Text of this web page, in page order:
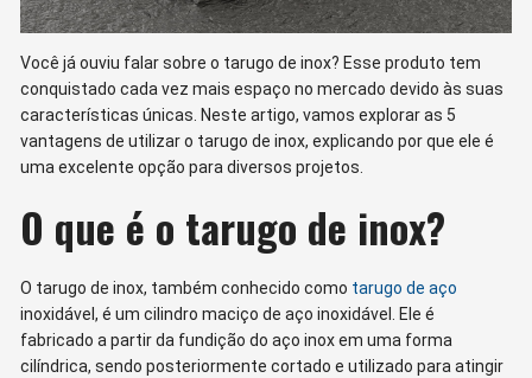
Você já ouviu falar sobre o tarugo de inox? Esse produto tem
conquistado cada vez mais espaço no mercado devido às suas
características únicas. Neste artigo, vamos explorar as 5
vantagens de utilizar o tarugo de inox, explicando por que ele é
uma excelente opção para diversos projetos.
O que é o tarugo de inox?
O tarugo de inox, também conhecido como tarugo de aço
inoxidável, é um cilindro maciço de aço inoxidável. Ele é
fabricado a partir da fundição do aço inox em uma forma
cilíndrica, sendo posteriormente cortado e utilizado para atingir